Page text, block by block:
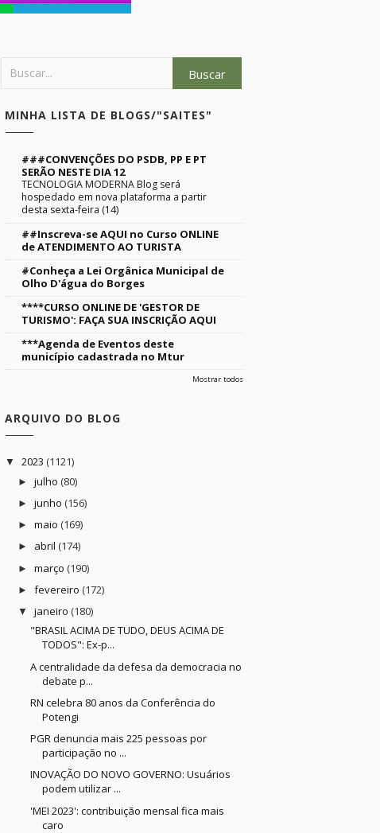
MINHA LISTA DE BLOGS/"SAITES"
###CONVENÇÕES DO PSDB, PP E PT
SERÃO NESTE DIA 12
TECNOLOGIA MODERNA Blog será
hospedado em nova plataforma a partir
desta sexta-feira (14)
##Inscreva-se AQUI no Curso ONLINE
de ATENDIMENTO AO TURISTA
#Conheça a Lei Orgânica Municipal de
Olho D'água do Borges
****CURSO ONLINE DE 'GESTOR DE
TURISMO': FAÇA SUA INSCRIÇÃO AQUI
***Agenda de Eventos deste
município cadastrada no Mtur
Mostrar todos
ARQUIVO DO BLOG
▼ 2023 (1121)
► julho (80)
► junho (156)
► maio (169)
► abril (174)
► março (190)
► fevereiro (172)
▼ janeiro (180)
"BRASIL ACIMA DE TUDO, DEUS ACIMA DE
TODOS": Ex-p...
A centralidade da defesa da democracia no
debate p...
RN celebra 80 anos da Conferência do
Potengi
PGR denuncia mais 225 pessoas por
participação no ...
INOVAÇÃO DO NOVO GOVERNO: Usuários
podem utilizar ...
'MEI 2023': contribuição mensal fica mais
caro